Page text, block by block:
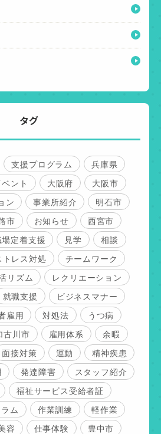
タグ
支援プログラム
兵庫県
ベント 大阪府
大阪市
ン
事業所紹介
明石市
市 お知らせ
西宮市
場定着支援 見学
相談
トレス対処
チームワーク
リズム
レクリエーション
就職支援
ビジネスマナー
雇用 対処法
うつ病
古川市 雇用体系
余暇
面接対策 運動
精神疾患
発達障害
スタッフ紹介
福祉サービス受給者証
ム
作業訓練
軽作業
容 仕事体験
豊中市